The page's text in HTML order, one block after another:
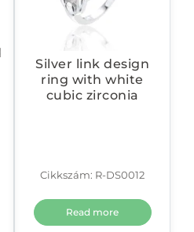
Silver link design
ring with white
cubic zirconia
Cikkszám: R-DS0012
Read more